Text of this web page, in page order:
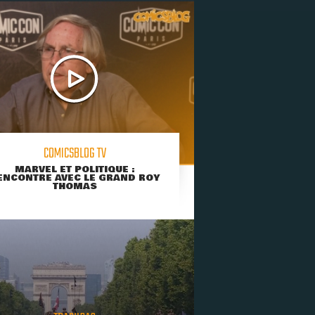
COMICSBLOG TV
MARVEL ET POLITIQUE :
AVEC LE GRAND ROY
THOMAS